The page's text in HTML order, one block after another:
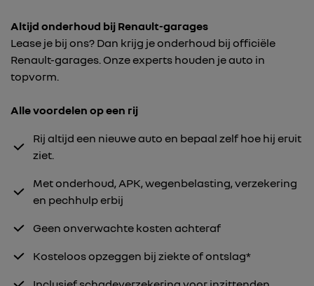
Altijd onderhoud bij Renault-garages
Lease je bij ons? Dan krijg je onderhoud bij officiële
Renault-garages. Onze experts houden je auto in
topvorm.
Alle voordelen op een rij
Rij altijd een nieuwe auto en bepaal zelf hoe hij eruit
ziet.
Met onderhoud, APK, wegenbelasting, verzekering
en pechhulp erbij
Geen onverwachte kosten achteraf
Kosteloos opzeggen bij ziekte of ontslag*